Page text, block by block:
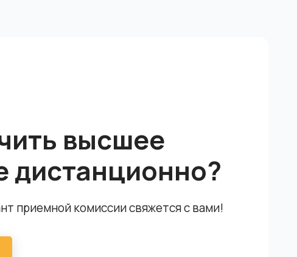
высшее
дистанционно?
приемной комиссии свяжется с вами!